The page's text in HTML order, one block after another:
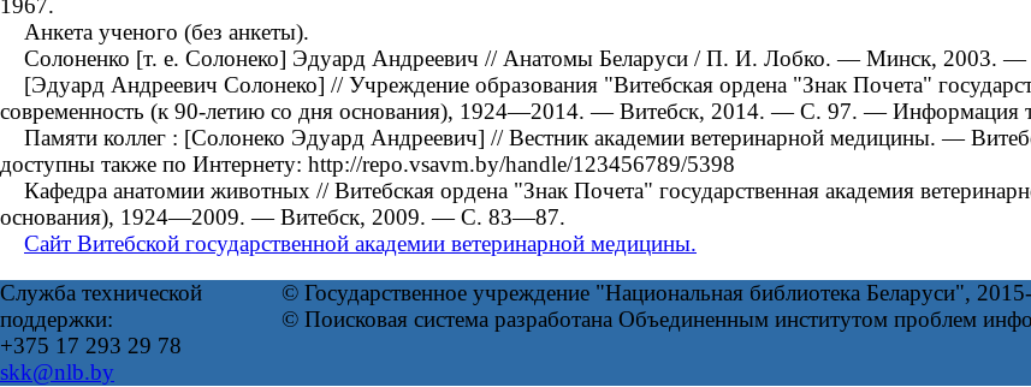
1967.
Анкета ученого (без анкеты).
Солоненко [т. е. Солонеко] Эдуард Андреевич // Анатомы Беларуси / П. И. Лобко. — Минск, 2003.
[Эдуард Андреевич Солонеко] // Учреждение образования "Витебская ордена "Знак Почета"
современность (к 90-летию со дня основания), 1924—2014. — Витебск, 2014. — С. 97. — Информация
Памяти коллег : [Солонеко Эдуард Андреевич] // Вестник академии ветеринарной медицины. —
доступны также по Интернету: http://repo.vsavm.by/handle/123456789/5398
Кафедра анатомии животных // Витебская ордена "Знак Почета" государственная академия
основания), 1924—2009. — Витебск, 2009. — С. 83—87.
Сайт Витебской государственной академии ветеринарной медицины.
Служба технической
поддержки:
+375 17 293 29 78
skk@nlb.by
© Государственное учреждение "Национальная библиотека Беларуси",
© Поисковая система разработана Объединенным институтом проблем